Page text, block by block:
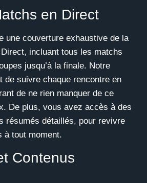
en Direct
une couverture exhaustive de la
incluant tous les matchs
jusqu’à la finale. Notre
de suivre chaque rencontre en
de ne rien manquer de ce
De plus, vous avez accès à des
résumés détaillés, pour revivre
à tout moment.
Contenus